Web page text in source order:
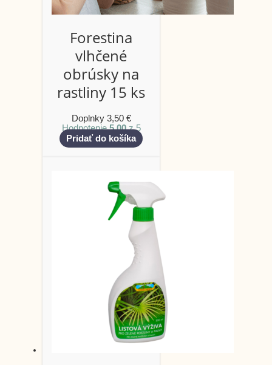
Forestina
vlhčené
obrúsky na
rastliny 15 ks
Doplnky 3,50 €
Hodnotenie5.00z 5
Pridať do košíka